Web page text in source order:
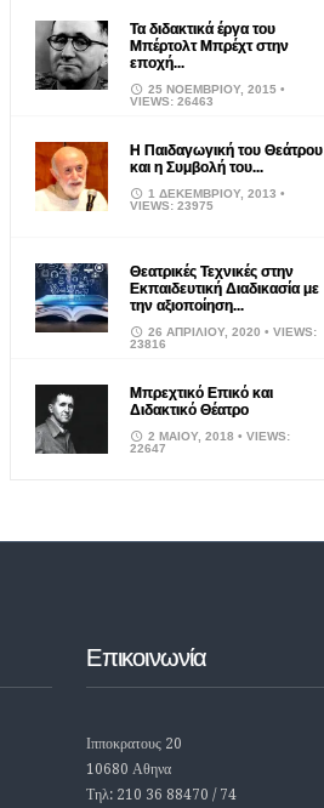
Τα διδακτικά έργα του
Μπέρτολτ Μπρέχτ στην
εποχή...
25 ΝΟΕΜΒΡΊΟΥ, 2015 •
VIEWS: 26463
Η Παιδαγωγική του Θεάτρου
και η Συμβολή του...
1 ΔΕΚΕΜΒΡΊΟΥ, 2013 •
VIEWS: 23975
Θεατρικές Τεχνικές στην
Εκπαιδευτική Διαδικασία με
την αξιοποίηση...
26 ΑΠΡΙΛΊΟΥ, 2020 • VIEWS:
23816
Μπρεχτικό Επικό και
Διδακτικό Θέατρο
2 ΜΑΪ́ΟΥ, 2018 • VIEWS:
22647
Επικοινωνία
Ιπποκρατους 20
10680 Αθηνα
Τηλ: 210 36 88470 / 74